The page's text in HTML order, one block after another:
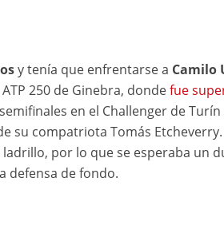
y tenía que enfrentarse a Camilo
250 de Ginebra, dondefue
en el Challenger de Turín
su compatriota Tomás Etcheverry.
por lo que se esperaba un
defensa de fondo.